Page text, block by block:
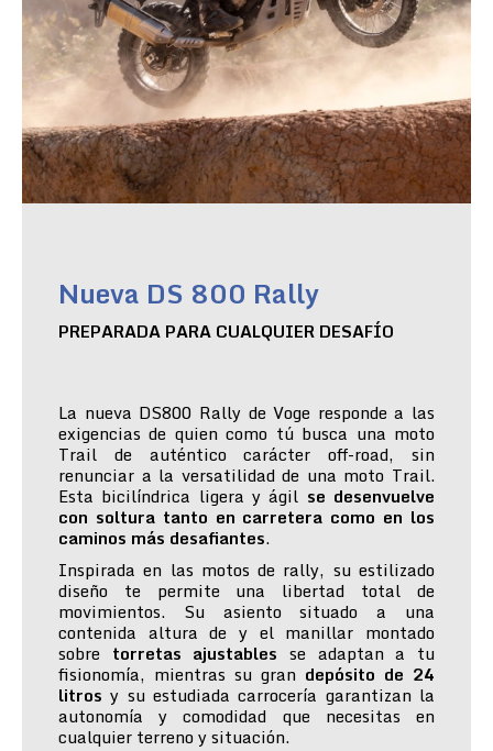
Nueva DS 800 Rally
PREPARADA PARA CUALQUIER DESAFÍO
La nueva DS800 Rally de Voge responde a las
exigencias de quien como tú busca una moto
Trail de auténtico carácter off-road, sin
renunciar a la versatilidad de una moto Trail.
Esta bicilíndrica ligera y ágil se desenvuelve
con soltura tanto en carretera como en los
caminos más desafiantes.
Inspirada en las motos de rally, su estilizado
diseño te permite una libertad total de
movimientos. Su asiento situado a una
contenida altura de y el manillar montado
sobre torretas ajustables se adaptan a tu
fisionomía, mientras su gran depósito de 24
litros y su estudiada carrocería garantizan la
autonomía y comodidad que necesitas en
cualquier terreno y situación.